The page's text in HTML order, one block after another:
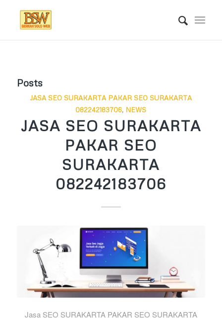
Posts
JASA SEO SURAKARTA PAKAR SEO SURAKARTA
082242183706, NEWS
JASA SEO SURAKARTA
PAKAR SEO
SURAKARTA
082242183706
Jasa SEO SURAKARTA PAKAR SEO SURAKARTA